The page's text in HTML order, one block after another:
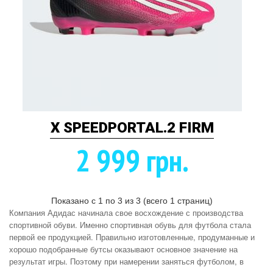
X SPEEDPORTAL.2 FIRM
2 999 грн.
Показано с 1 по 3 из 3 (всего 1 страниц)
Компания Адидас начинала свое восхождение с производства
спортивной обуви. Именно спортивная обувь для футбола стала
первой ее продукцией. Правильно изготовленные, продуманные и
хорошо подобранные бутсы оказывают основное значение на
результат игры. Поэтому при намерении заняться футболом, в